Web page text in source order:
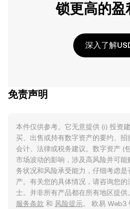
锁更高的盈
深入了解
免责声明
本件仅供参考。它无意提供 (i) 投资
买、出售或持有数字资产的要约、招
会计、法律或税务建议。数字资产 (
市场波动的影响，涉及高风险并可
务状况和风险承受能力，仔细考虑
产。有关您的具体情况，请咨询您
士。并非所有产品都在所有地区提
服务条款 和 风险提示。 欧易 Web3